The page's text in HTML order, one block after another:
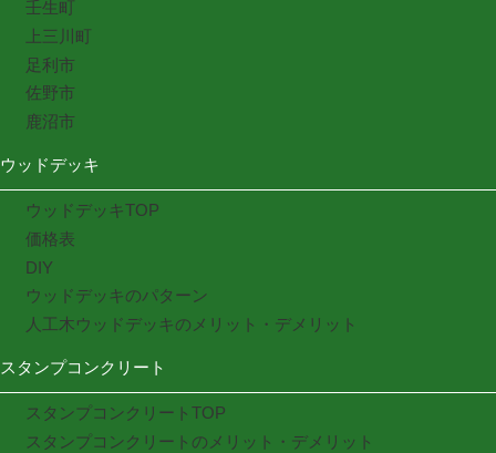
壬生町
上三川町
足利市
佐野市
鹿沼市
ウッドデッキ
ウッドデッキTOP
価格表
DIY
ウッドデッキのパターン
人工木ウッドデッキのメリット・デメリット
スタンプコンクリート
スタンプコンクリートTOP
スタンプコンクリートのメリット・デメリット